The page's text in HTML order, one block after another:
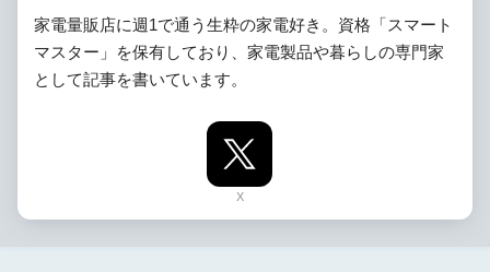
家電量販店に週1で通う生粋の家電好き。資格「スマート
マスター」を保有しており、家電製品や暮らしの専門家
として記事を書いています。
X